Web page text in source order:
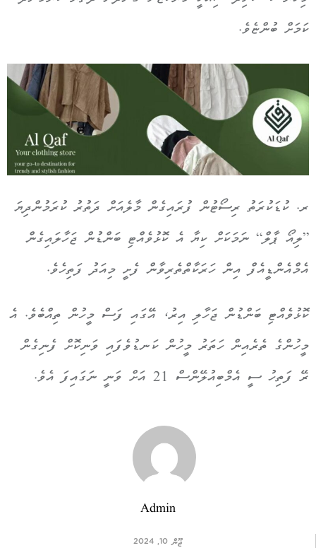
ކަމަށް ބުންޏެވެ.
ރ. ކުޑަކުރަތު ރިސޯޓުން ފުރައިގެން މާލެއަށް ދަތުރު ކުރަމުންދިޔަ
”ލިއޯ ޕާލް“ ނަމަކަށް ކިޔާ އެ ކޮޅުވެއްޓި ބަންޑުން ޖަހާލައިގެން
އެމްއެންޑީއެފް އިން ހަރަކާތްތެރިވާން ފެށީ މިއަދު ފަތިހެވެ.
ކޮޅުވެއްޓި ބަންޑުން ޖަހާލި އިރު، އޭގައި ފަސް މީހުން ތިއްބެވެ. އެ
މީހުންގެ ތެރެއިން ހަތަރު މީހުން ކަނޑުވެފައި ވަނިކޮށް ފެނިގެން
ރޭ ފަތިހު ސީ އެމްބިއުލޭންސް 21 އަށް ވަނީ ނަގައިފަ އެވެ.
Admin
ޖޫން 10, 2024